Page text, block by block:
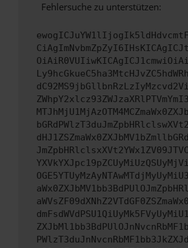
Fehlersuche zu unterstützen: